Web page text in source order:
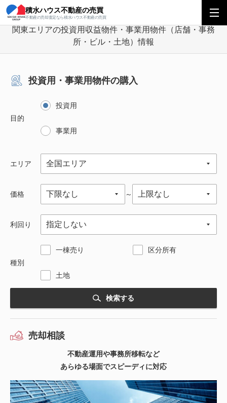
積水ハウス不動産の売買
不動産の売却査定なら積水ハウス不動産の売買
積水ハウス不動産の売買 関東エリア 投資用不動産・収益用不動産の購入
関東エリアの投資用収益物件・事業用物件（店舗・事務
所・ビル・土地）情報
投資用・事業用物件の購入
目的
投資用
事業用
エリア
価格 ～
利回り
種別
一棟売り 区分所有
土地
検索する
売却相談
不動産運用や事務所移転など
あらゆる場面でスピーディに対応